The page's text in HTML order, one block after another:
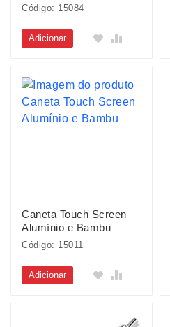
Código: 15084
Adicionar
Caneta Touch Screen
Alumínio e Bambu
Código: 15011
Adicionar